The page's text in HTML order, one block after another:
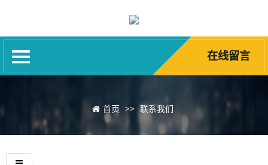
关于我们
昆明车辆抵押贷款
昆明汽车抵押借款
在线留言
在线留言
首页 >> 联系我们